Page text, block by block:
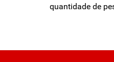
quantidade de